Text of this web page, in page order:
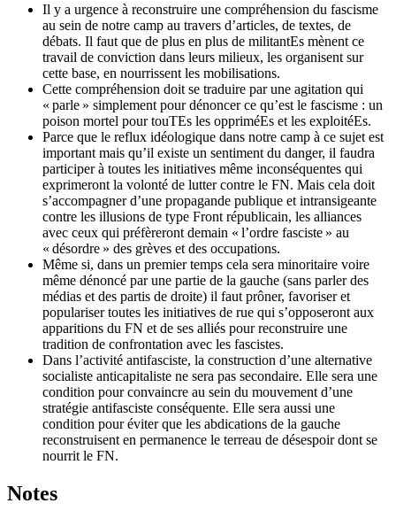
Il y a urgence à reconstruire une compréhension du fascisme
au sein de notre camp au travers d’articles, de textes, de
débats. Il faut que de plus en plus de militantEs mènent ce
travail de conviction dans leurs milieux, les organisent sur
cette base, en nourrissent les mobilisations.
Cette compréhension doit se traduire par une agitation qui
« parle » simplement pour dénoncer ce qu’est le fascisme : un
poison mortel pour touTEs les oppriméEs et les exploitéEs.
Parce que le reflux idéologique dans notre camp à ce sujet est
important mais qu’il existe un sentiment du danger, il faudra
participer à toutes les initiatives même inconséquentes qui
exprimeront la volonté de lutter contre le FN. Mais cela doit
s’accompagner d’une propagande publique et intransigeante
contre les illusions de type Front républicain, les alliances
avec ceux qui préfèreront demain « l’ordre fasciste » au
« désordre » des grèves et des occupations.
Même si, dans un premier temps cela sera minoritaire voire
même dénoncé par une partie de la gauche (sans parler des
médias et des partis de droite) il faut prôner, favoriser et
populariser toutes les initiatives de rue qui s’opposeront aux
apparitions du FN et de ses alliés pour reconstruire une
tradition de confrontation avec les fascistes.
Dans l’activité antifasciste, la construction d’une alternative
socialiste anticapitaliste ne sera pas secondaire. Elle sera une
condition pour convaincre au sein du mouvement d’une
stratégie antifasciste conséquente. Elle sera aussi une
condition pour éviter que les abdications de la gauche
reconstruisent en permanence le terreau de désespoir dont se
nourrit le FN.
Notes